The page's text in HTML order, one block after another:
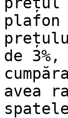
de
avea